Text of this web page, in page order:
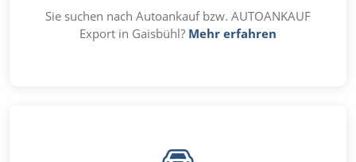
Sie suchen nach Autoankauf bzw. AUTOANKAUF
Export in Gaisbühl? Mehr erfahren